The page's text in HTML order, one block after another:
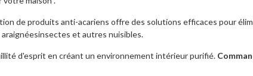
de produits anti-acariens offre des solutions efficaces pour
et autres nuisibles.
d'esprit en créant un environnement intérieur purifié.